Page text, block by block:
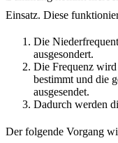
Einsatz. Diese
Die
ausgesondert.
Die Frequenz
bestimmt und die
ausgesendet.
Dadurch werden
Der folgende Vorgang